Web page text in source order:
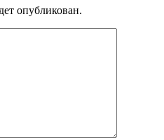
опубликован.